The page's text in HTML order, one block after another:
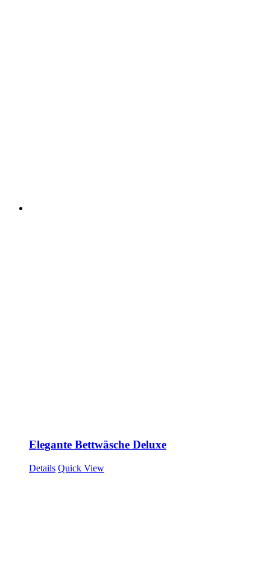
Elegante Bettwäsche Deluxe
Details Quick View